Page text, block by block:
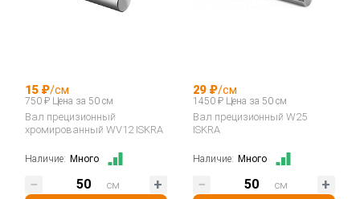
15 ₽/см
750 ₽ Цена за 50 см
Вал прецизионный
хромированный WV12 ISKRA
Наличие: Много
см
29 ₽/см
1450 ₽ Цена за 50 см
Вал прецизионный W25
ISKRA
Наличие: Много
см